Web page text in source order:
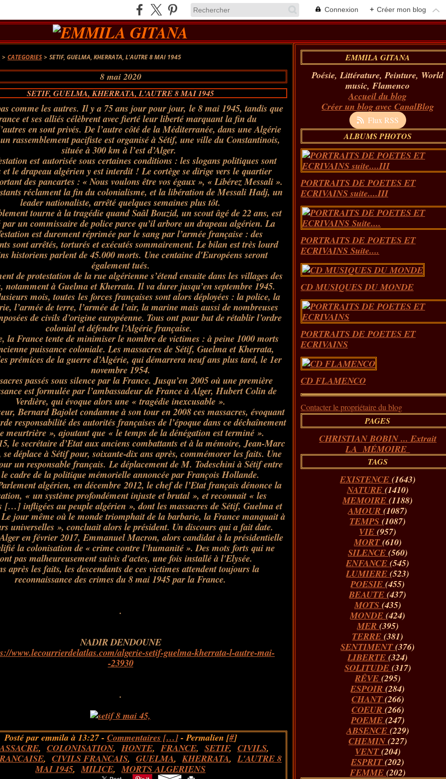
Connexion + Créer mon blog
> CATEGORIES > SETIF, GUELMA, KHERRATA, L'AUTRE 8 MAI 1945
8 mai 2020
SETIF, GUELMA, KHERRATA, L'AUTRE 8 MAI 1945
comme les autres. Il y a 75 ans jour pour jour, le 8 mai 1945, tandis que
et ses alliés célèbrent avec fierté leur liberté marquant la fin du
en sont privés. De l’autre côté de la Méditerranée, dans une Algérie
rassemblement pacifiste est organisé à Sétif, une ville du Constantinois,
située à 300 km à l’est d’Alger.
est autorisée sous certaines conditions : les slogans politiques sont
et le drapeau algérien y est interdit ! Le cortège se dirige vers le quartier
des pancartes : « Nous voulons être vos égaux », « Libérez Messali ».
réclament la fin du colonialisme, et la libération de Messali Hadj, un
leader nationaliste, arrêté quelques semaines plus tôt.
tourne à la tragédie quand Saâl Bouzid, un scout âgé de 22 ans, est
par un commissaire de police parce qu’il arbore un drapeau algérien. La
est durement réprimée par le sang par l’armée française : des
sont arrêtés, torturés et exécutés sommairement. Le bilan est très lourd
historiens parlent de 45.000 morts. Une centaine d'Européens seront
également tués.
de protestation de la rue algérienne s’étend ensuite dans les villages des
notamment à Guelma et Kherrata. Il va durer jusqu’en septembre 1945.
mois, toutes les forces françaises sont alors déployées : la police, la
l’armée de terre, l’armée de l’air, la marine mais aussi de nombreuses
de civils d’origine européenne. Tous ont pour but de rétablir l’ordre
colonial et défendre l’Algérie française.
la France tente de minimiser le nombre de victimes : à peine 1000 morts
puissance coloniale. Les massacres de Sétif, Guelma et Kherrata,
prémices de la guerre d’Algérie, qui démarrera neuf ans plus tard, le 1er
novembre 1954.
passés sous silence par la France. Jusqu’en 2005 où une première
est formulée par l’ambassadeur de France à Alger, Hubert Colin de
Verdière, qui évoque alors une « tragédie inexcusable ».
Bernard Bajolet condamne à son tour en 2008 ces massacres, évoquant
responsabilité des autorités françaises de l’époque dans ce déchaînement
meurtrière », ajoutant que « le temps de la dénégation est terminé ».
le secrétaire d’Etat aux anciens combattants et à la mémoire, Jean-Marc
se déplace à Sétif pour, soixante-dix ans après, commémorer les faits. Une
un responsable français. Le déplacement de M. Todeschini à Sétif entre
cadre de la politique mémorielle annoncée par François Hollande.
algérien, en décembre 2012, le chef de l’Etat français dénonce la
« un système profondément injuste et brutal », et reconnait« les
[…]infligées au peuple algérien », dont les massacres de Sétif, Guelma et
jour même où le monde triomphait de la barbarie, la France manquait à
universelles », concluait alors le président. Un discours qui a fait date.
en février 2017, Emmanuel Macron, alors candidat à la présidentielle
la colonisation de « crime contre l’humanité ». Des mots forts qui ne
pas malheureusement suivis d'actes, une fois installé à l'Elysée.
après les faits, les descendants de ces victimes attendent toujours la
reconnaissance des crimes du 8 mai 1945 par la France.
.
NADIR DENDOUNE
www.lecourrierdelatlas.com/algerie-setif-guelma-kherrata-l-autre-mai-
-23930
.
Posté par emmila à 13:27 - Commentaires […]- Permalien [#]
, COLONISATION,HONTE, FRANCE, SETIF, CIVILS,
, CIVILS FRANCAIS, GUELMA,KHERRATA,L'AUTRE 8
MAI 1945,MILICE,MORTS ALGERIENS
EMMILA GITANA
Poésie, Littérature, Peinture, World
music, Flamenco
Accueil du blog
Créer un blog avec CanalBlog
Flux RSS
ALBUMS PHOTOS
PORTRAITS DE POETES ET
ECRIVAINS suite....III
PORTRAITS DE POETES ET
ECRIVAINS Suite....
CD MUSIQUES DU MONDE
PORTRAITS DE POETES ET
ECRIVAINS
CD FLAMENCO
Contacter le propriétaire du blog
PAGES
CHRISTIAN BOBIN ... Extrait
LA MÉMOIRE
TAGS
EXISTENCE (1643)
NATURE (1410)
MEMOIRE(1188)
AMOUR(1087)
TEMPS(1087)
VIE(957)
MORT(610)
SILENCE (560)
ENFANCE(545)
LUMIERE(523)
POESIE(455)
BEAUTE(437)
MOTS (435)
MONDE(424)
MER (395)
TERRE(381)
SENTIMENT(376)
LIBERTE(324)
SOLITUDE (317)
RÊVE (295)
ESPOIR(284)
CHANT(266)
COEUR (266)
POEME (247)
ABSENCE (229)
CHEMIN(227)
VENT(204)
ESPRIT(202)
FEMME (202)